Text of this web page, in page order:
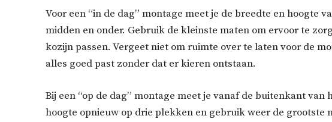
Voor een “in de dag” montage meet je de breedte en hoogte
midden en onder. Gebruik de kleinste maten om ervoor te
kozijn passen. Vergeet niet om ruimte over te laten voor de
alles goed past zonder dat er kieren ontstaan.
Bij een “op de dag” montage meet je vanaf de buitenkant
hoogte opnieuw op drie plekken en gebruik weer de grootste